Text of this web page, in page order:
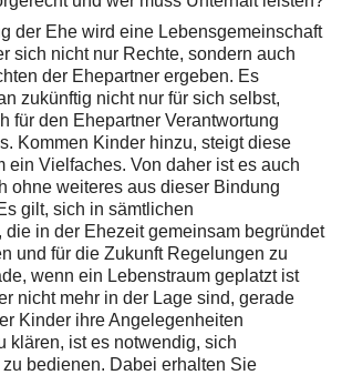
der Ehe wird eine Lebensgemeinschaft
sich nicht nur Rechte, sondern auch
der Ehepartner ergeben. Es
zukünftig nicht nur für sich selbst,
für den Ehepartner Verantwortung
Kommen Kinder hinzu, steigt diese
ein Vielfaches. Von daher ist es auch
ohne weiteres aus dieser Bindung
gilt, sich in sämtlichen
in der Ehezeit gemeinsam begründet
und für die Zukunft Regelungen zu
wenn ein Lebenstraum geplatzt ist
nicht mehr in der Lage sind, gerade
Kinder ihre Angelegenheiten
klären, ist es notwendig, sich
bedienen. Dabei erhalten Sie